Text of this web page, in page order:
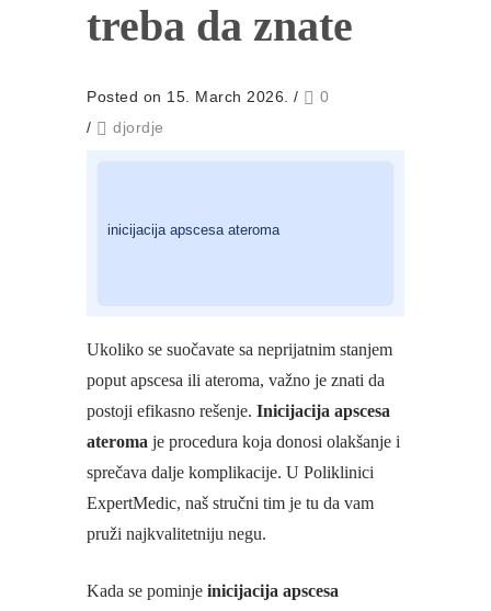
treba da znate
Posted on 15. March 2026. /
0
/
djordje
Ukoliko se suočavate sa neprijatnim stanjem
poput apscesa ili ateroma, važno je znati da
postoji efikasno rešenje. Inicijacija apscesa
ateroma je procedura koja donosi olakšanje i
sprečava dalje komplikacije. U Poliklinici
ExpertMedic, naš stručni tim je tu da vam
pruži najkvalitetniju negu.
Kada se pominje inicijacija apscesa